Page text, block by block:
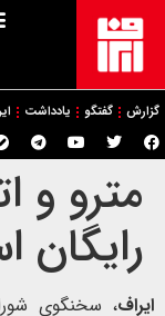
گزارش گفتگو یادداشت
ایراف، سخنگوی